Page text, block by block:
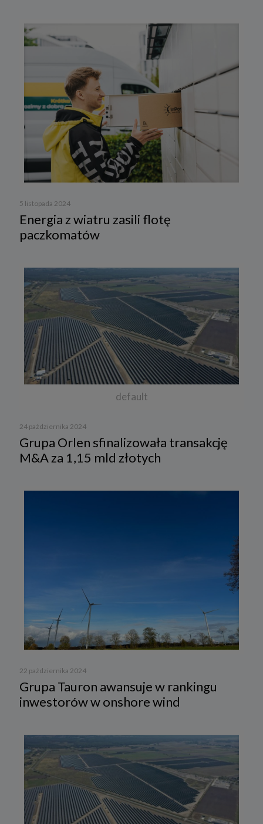
5 listopada 2024
Energia z wiatru zasili flotę
paczkomatów
default
24 października 2024
Grupa Orlen sfinalizowała transakcję
M&A za 1,15 mld złotych
22 października 2024
Grupa Tauron awansuje w rankingu
inwestorów w onshore wind